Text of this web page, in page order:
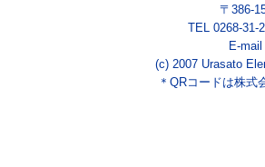
〒386-
TEL 0268-
E-mail
(c) 2007 Urasato
＊QRコードは株式